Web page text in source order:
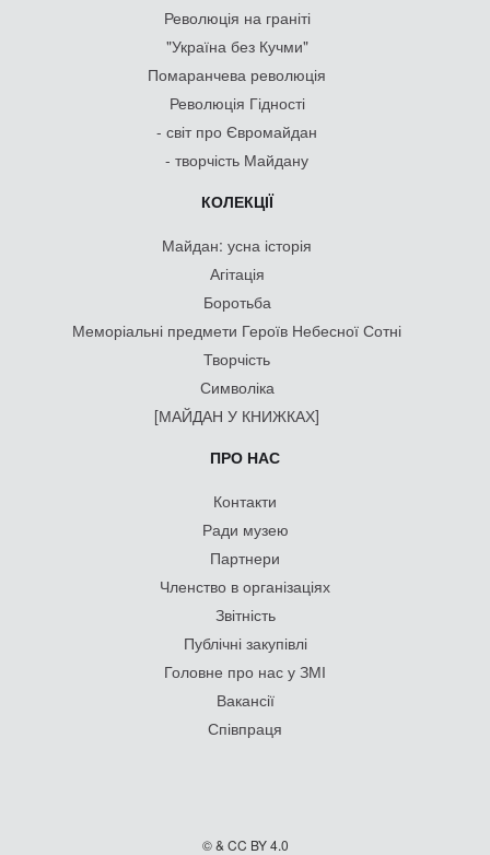
Революція на граніті
"Україна без Кучми"
Помаранчева революція
Революція Гідності
- світ про Євромайдан
- творчість Майдану
КОЛЕКЦІЇ
Майдан: усна історія
Агітація
Боротьба
Меморіальні предмети Героїв Небесної Сотні
Творчість
Символіка
[МАЙДАН У КНИЖКАХ]
ПРО НАС
Контакти
Ради музею
Партнери
Членство в організаціях
Звітність
Публічні закупівлі
Головне про нас у ЗМІ
Вакансії
Співпраця
© & CC BY 4.0